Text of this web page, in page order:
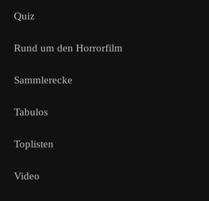
Quiz
Rund um den Horrorfilm
Sammlerecke
Tabulos
Toplisten
Video